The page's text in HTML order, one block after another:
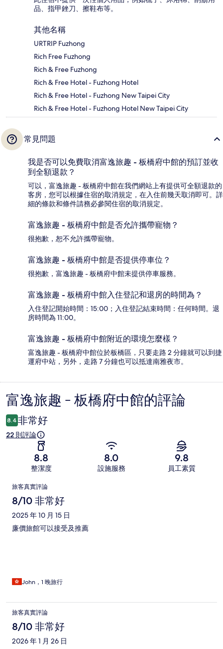
品、指甲銼刀、擦鞋布等。
其他名稱
URTRIP Fuzhong
Rich Free Fuzhong
Rich & Free Fuzhong
Rich & Free Hotel - Fuzhong Hotel
Rich & Free Hotel - Fuzhong New Taipei City
Rich & Free Hotel - Fuzhong Hotel New Taipei City
常見問題
我是否可以免費取消富逸旅趣 - 板橋府中館的預訂並收
到全額退款？
可以，富逸旅趣 - 板橋府中館在我們網站上有提供可全額退款的
客房，您可以根據住宿的取消規定，在入住前幾天取消即可。詳
細的條款和條件請務必參閱住宿的取消規定。
富逸旅趣 - 板橋府中館是否允許攜帶寵物？
很抱歉，恕不允許攜帶寵物。
富逸旅趣 - 板橋府中館是否提供停車位？
很抱歉，富逸旅趣 - 板橋府中館未提供停車服務。
富逸旅趣 - 板橋府中館入住登記和退房的時間為？
入住登記開始時間：15:00；入住登記結束時間：任何時間。退
房時間為 11:00。
富逸旅趣 - 板橋府中館附近的環境怎麼樣？
富逸旅趣 - 板橋府中館位於板橋區，只要走路 2 分鐘就可以到捷
運府中站，另外，走路 7 分鐘也可以抵達南雅夜市。
評
論
富逸旅趣 - 板橋府中館的評論
8.4 非常好
22 則評論
8.8
整潔度
8.0
設施服務
9.8
員工素質
評
論
旅客真實評論
8/10 非常好
2025 年 10 月 15 日
廉價旅館可以接受及推薦
John，1 晚旅行
旅客真實評論
8/10 非常好
2026 年 1 月 26 日